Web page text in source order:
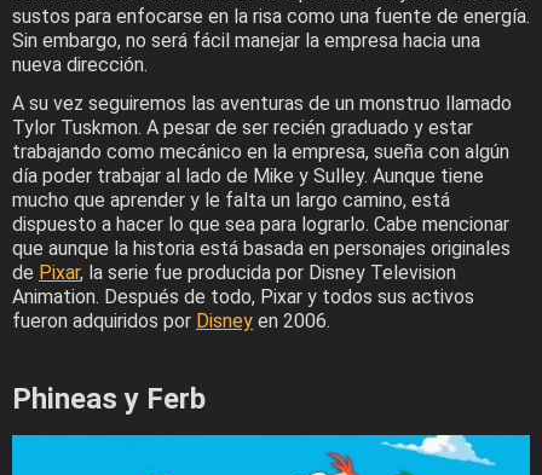
sustos para enfocarse en la risa como una fuente de energía.
Sin embargo, no será fácil manejar la empresa hacia una
nueva dirección.
A su vez seguiremos las aventuras de un monstruo llamado
Tylor Tuskmon. A pesar de ser recién graduado y estar
trabajando como mecánico en la empresa, sueña con algún
día poder trabajar al lado de Mike y Sulley. Aunque tiene
mucho que aprender y le falta un largo camino, está
dispuesto a hacer lo que sea para lograrlo. Cabe mencionar
que aunque la historia está basada en personajes originales
de Pixar, la serie fue producida por Disney Television
Animation. Después de todo, Pixar y todos sus activos
fueron adquiridos por Disney en 2006.
Phineas y Ferb